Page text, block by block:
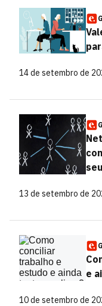
14 de setembro de
13 de setembro de
e
10 de setembro de